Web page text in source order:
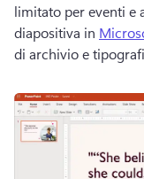
limitato per eventi e
diapositiva in
di archivio e